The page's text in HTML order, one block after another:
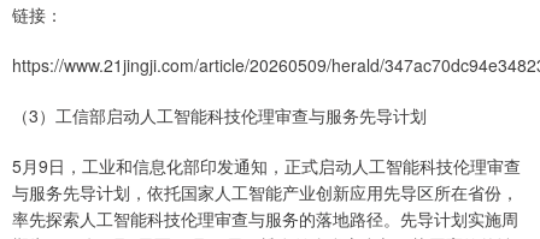
链接：
https://www.21jingji.com/article/20260509/herald/
（3）工信部启动人工智能科技伦理审查与服务先导计划
5月9日，工业和信息化部印发通知，正式启动人工智能科技伦理审查
与服务先导计划，依托国家人工智能产业创新应用先导区所在省份，
率先探索人工智能科技伦理审查与服务的落地路径。先导计划实施周